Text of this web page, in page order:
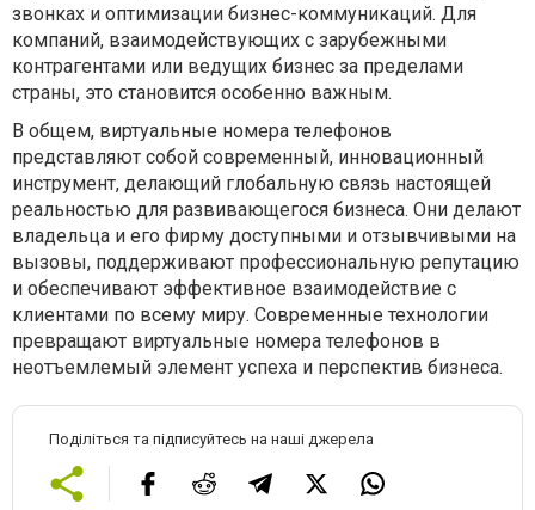
звонках и оптимизации бизнес-коммуникаций. Для
компаний, взаимодействующих с зарубежными
контрагентами или ведущих бизнес за пределами
страны, это становится особенно важным.
В общем, виртуальные номера телефонов
представляют собой современный, инновационный
инструмент, делающий глобальную связь настоящей
реальностью для развивающегося бизнеса. Они делают
владельца и его фирму доступными и отзывчивыми на
вызовы, поддерживают профессиональную репутацию
и обеспечивают эффективное взаимодействие с
клиентами по всему миру. Современные технологии
превращают виртуальные номера телефонов в
неотъемлемый элемент успеха и перспектив бизнеса.
Поділіться та підписуйтесь на наші джерела